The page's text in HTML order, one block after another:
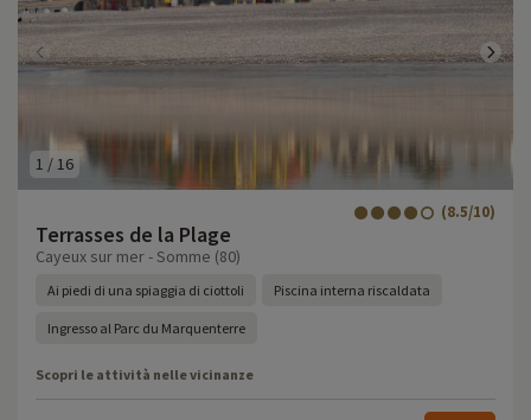
1 /16
Terrasses de la Plage
(8.5/10)
Cayeux sur mer - Somme (80)
Ai piedi di una spiaggia di ciottoli Piscina interna riscaldata
Ingresso al Parc du Marquenterre
Scopri le attività nelle vicinanze